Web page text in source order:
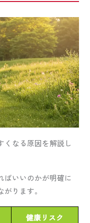
くなる原因を解説し
ばいいのかが明確に
ります。
健康リスク